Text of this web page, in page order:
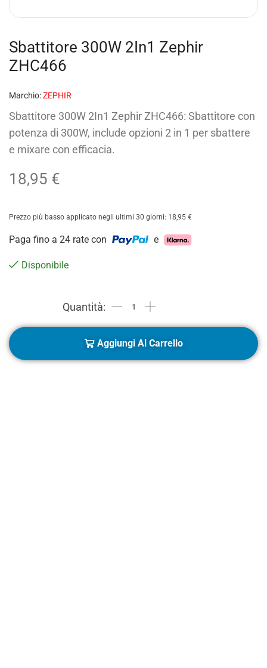
Sbattitore 300W 2In1 Zephir
ZHC466
Marchio:ZEPHIR
Sbattitore 300W 2In1 Zephir ZHC466: Sbattitore con
potenza di 300W, include opzioni 2 in 1 per sbattere
e mixare con efficacia.
18,95 €
Prezzo più basso applicato negli ultimi 30 giorni: 18,95 €
Paga fino a 24 rate con e
Disponibile
Aggiungi Al Carrello